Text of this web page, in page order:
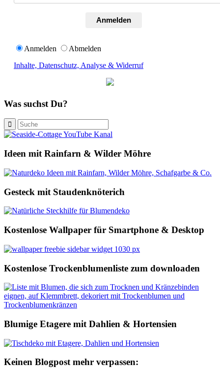
Anmelden
Anmelden
Abmelden
Inhalte, Datenschutz, Analyse & Widerruf
Was suchst Du?
Ideen mit Rainfarn & Wilder Möhre
Gesteck mit Staudenknöterich
Kostenlose Wallpaper für Smartphone & Desktop
Kostenlose Trockenblumenliste zum downloaden
Blumige Etagere mit Dahlien & Hortensien
Keinen Blogpost mehr verpassen: